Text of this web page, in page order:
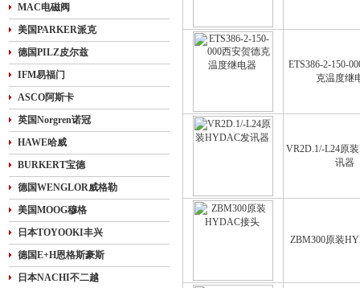
MAC电磁阀
美国PARKER派克
德国PILZ皮尔兹
IFM易福门
ASCO阿斯卡
英国Norgren诺冠
HAWE哈威
BURKERT宝德
德国WENGLOR威格勒
美国MOOG穆格
日本TOYOOKI丰兴
德国E+H恩格斯豪斯
日本NACHI不二越
ETS386-2-150-
克温度继
VR2D.1/-L24原
讯器
ZBM300原装